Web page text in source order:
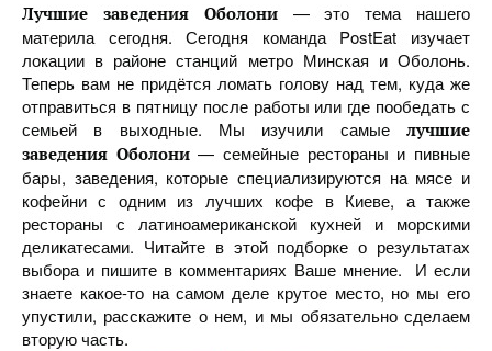
Лучшие заведения Оболони— это тема нашего
материла сегодня. Сегодня команда PostEat изучает
локации в районе станций метро Минская и Оболонь.
Теперь вам не придётся ломать голову над тем, куда же
отправиться в пятницу после работы или где пообедать с
семьей в выходные. Мы изучили самые лучшие
заведения Оболони— семейные рестораны и пивные
бары, заведения, которые специализируются на мясе и
кофейни с одним из лучших кофе в Киеве, а также
рестораны с латиноамериканской кухней и морскими
деликатесами. Читайте в этой подборке о результатах
выбора и пишите в комментариях Ваше мнение. И если
знаете какое-то на самом деле крутое место, но мы его
упустили, расскажите о нем, и мы обязательно сделаем
вторую часть.